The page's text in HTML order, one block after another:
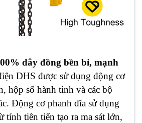
dây đồng bền bỉ, mạnh
DHS được sử dụng động cơ
hộp số hành tinh và các bộ
Động cơ phanh đĩa sử dụng
tính tiên tiến tạo ra ma sát lớn,